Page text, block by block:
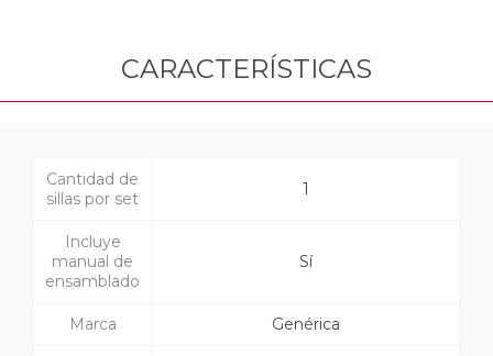
CARACTERÍSTICAS
Cantidad de
sillas por set
1
Incluye
manual de
ensamblado
Sí
Marca Genérica